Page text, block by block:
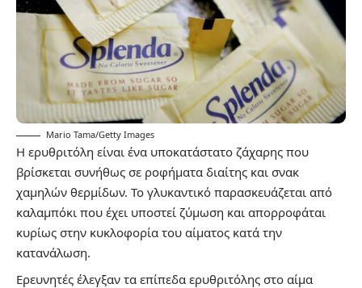
Mario Tama/Getty Images
Η ερυθριτόλη είναι ένα υποκατάστατο ζάχαρης που
βρίσκεται συνήθως σε ροφήματα διαίτης και σνακ
χαμηλών θερμίδων. Το γλυκαντικό παρασκευάζεται από
καλαμπόκι που έχει υποστεί ζύμωση και απορροφάται
κυρίως στην κυκλοφορία του αίματος κατά την
κατανάλωση.
Ερευνητές έλεγξαν τα επίπεδα ερυθριτόλης στο αίμα